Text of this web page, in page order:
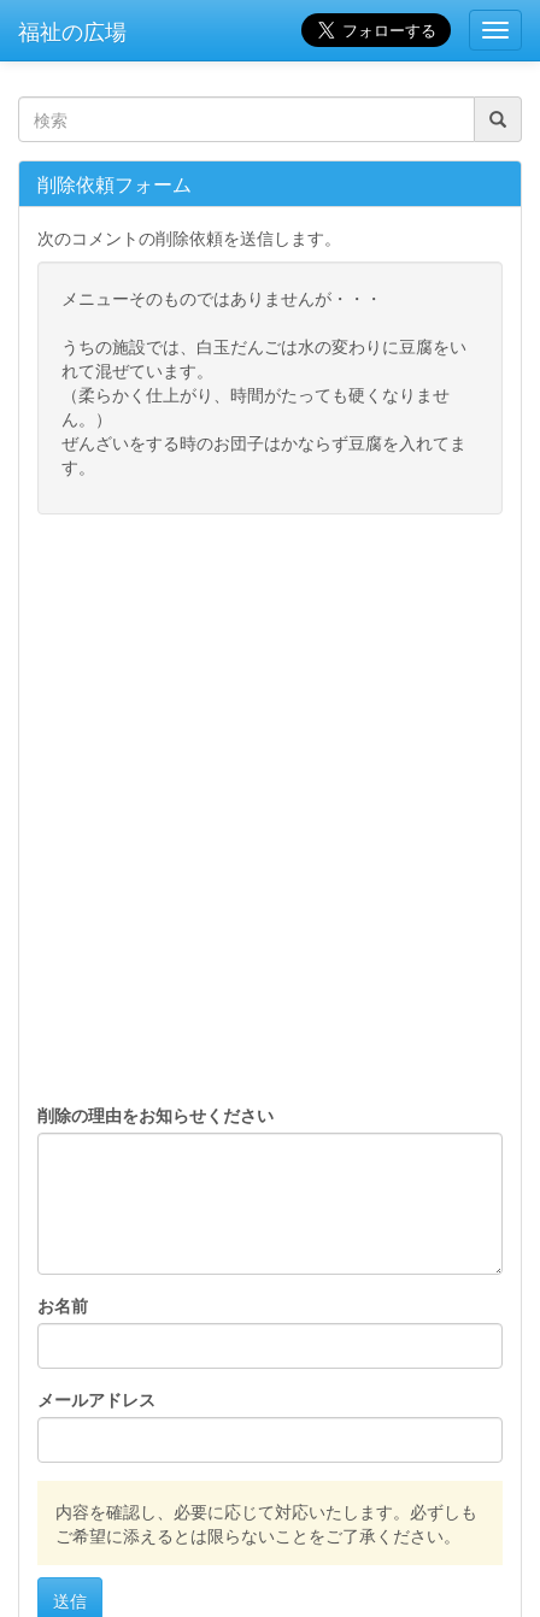
福祉の広場
削除依頼フォーム
次のコメントの削除依頼を送信します。
メニューそのものではありませんが・・・
うちの施設では、白玉だんごは水の変わりに豆腐をい
れて混ぜています。
（柔らかく仕上がり、時間がたっても硬くなりませ
ん。）
ぜんざいをする時のお団子はかならず豆腐を入れてま
す。
削除の理由をお知らせください
お名前
メールアドレス
内容を確認し、必要に応じて対応いたします。必ずしも
ご希望に添えるとは限らないことをご了承ください。
送信